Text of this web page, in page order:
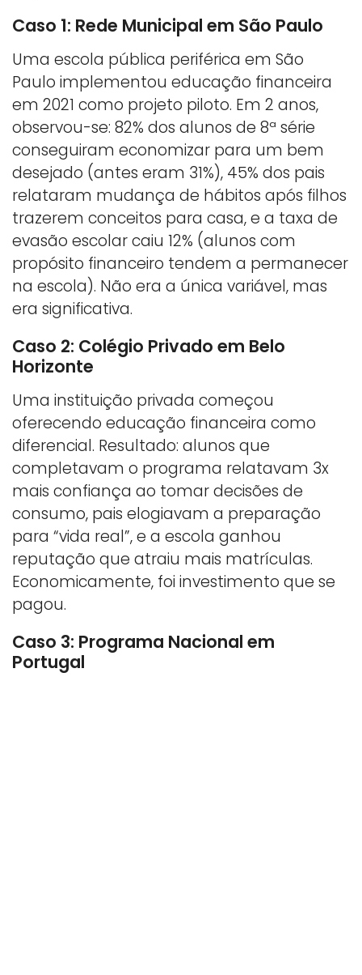
Caso 1: Rede Municipal em São Paulo
Uma escola pública periférica em São
Paulo implementou educação financeira
em 2021 como projeto piloto. Em 2 anos,
observou-se: 82% dos alunos de 8ª série
conseguiram economizar para um bem
desejado (antes eram 31%), 45% dos pais
relataram mudança de hábitos após filhos
trazerem conceitos para casa, e a taxa de
evasão escolar caiu 12% (alunos com
propósito financeiro tendem a permanecer
na escola). Não era a única variável, mas
era significativa.
Caso 2: Colégio Privado em Belo
Horizonte
Uma instituição privada começou
oferecendo educação financeira como
diferencial. Resultado: alunos que
completavam o programa relatavam 3x
mais confiança ao tomar decisões de
consumo, pais elogiavam a preparação
para “vida real”, e a escola ganhou
reputação que atraiu mais matrículas.
Economicamente, foi investimento que se
pagou.
Caso 3: Programa Nacional em
Portugal